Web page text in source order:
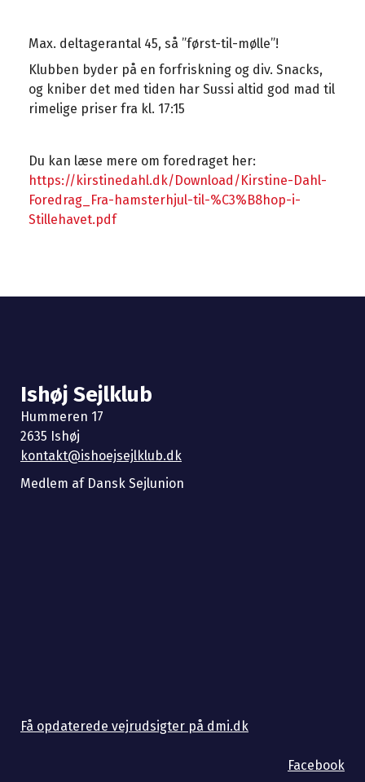
Max. deltagerantal 45, så ”først-til-mølle”!
Klubben byder på en forfriskning og div. Snacks,
og kniber det med tiden har Sussi altid god mad til
rimelige priser fra kl. 17:15
Du kan læse mere om foredraget her:
https://kirstinedahl.dk/Download/Kirstine-Dahl-
Foredrag_Fra-hamsterhjul-til-%C3%B8hop-i-
Stillehavet.pdf
Ishøj Sejlklub
Hummeren 17
2635 Ishøj
kontakt@ishoejsejlklub.dk
Medlem af Dansk Sejlunion
Få opdaterede vejrudsigter på dmi.dk
Facebook